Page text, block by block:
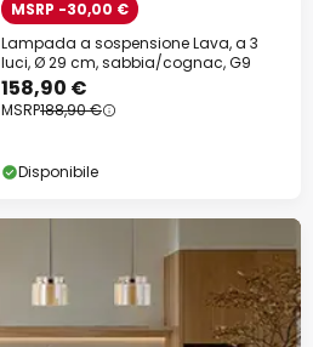
MSRP -30,00 €
Lampada a sospensione Lava, a 3
luci, Ø 29 cm, sabbia/cognac, G9
158,90 €
MSRP188,90 €
Disponibile